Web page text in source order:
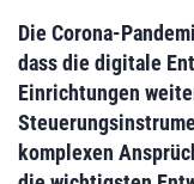
Die Corona-
dass die digitale
Einrichtungen
komplexen